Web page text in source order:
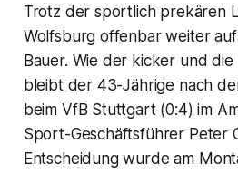
Trotz der sportlich prekären
Wolfsburg offenbar weiter auf
Bauer. Wie der kicker und
bleibt der 43-Jährige nach
beim VfB Stuttgart (0:4) im
Sport-Geschäftsführer Peter
Entscheidung wurde am